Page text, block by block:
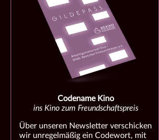
Codename Kino
ins Kino zum Freundschaftspreis
Über unseren Newsletter verschicken
wir unregelmäßig ein Codewort, mit